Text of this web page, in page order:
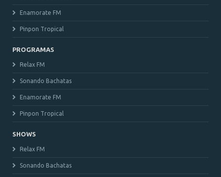
Enamorate FM
Pinpon Tropical
PROGRAMAS
Relax FM
Sonando Bachatas
Enamorate FM
Pinpon Tropical
SHOWS
Relax FM
Sonando Bachatas